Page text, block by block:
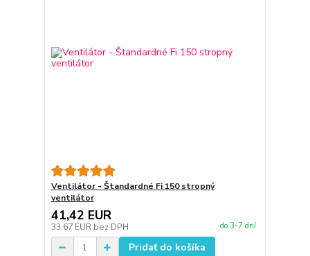
Ventilátor - Štandardné Fi 150 stropný
ventilátor
41,42 EUR
33,67 EUR bez DPH do 3-7 dní
Pridať do košíka